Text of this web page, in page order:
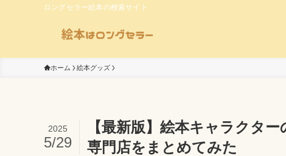
ロングセラー絵本の検索サイト
ホーム 絵本グッズ
【最新版】絵本キャラクタ
専門店をまとめてみた
2025
5/29